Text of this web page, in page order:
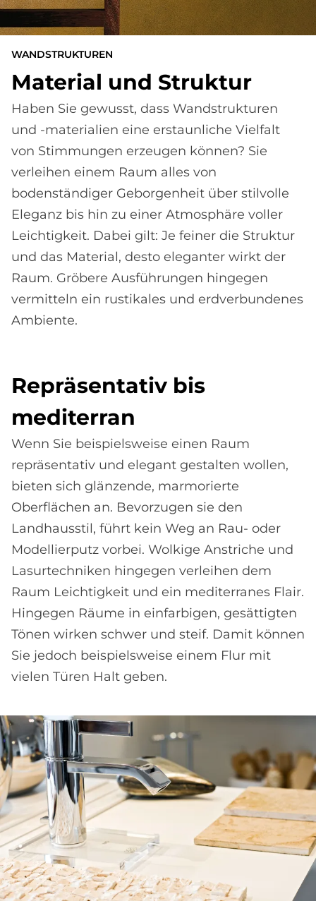
WANDSTRUKTUREN
Ma­te­rial und Struk­tur
Haben Sie gewusst, dass Wandstrukturen
und -materialien eine erstaunliche Vielfalt
von Stimmungen erzeugen können? Sie
verleihen einem Raum alles von
bodenständiger Geborgenheit über stilvolle
Eleganz bis hin zu einer Atmosphäre voller
Leichtigkeit. Dabei gilt: Je feiner die Struktur
und das Material, desto eleganter wirkt der
Raum. Gröbere Ausführungen hingegen
vermitteln ein rustikales und erdverbundenes
Ambiente.
Re­prä­sen­ta­tiv bis
me­di­ter­ran
Wenn Sie beispielsweise einen Raum
repräsentativ und elegant gestalten wollen,
bieten sich glänzende, marmorierte
Oberflächen an. Bevorzugen sie den
Landhausstil, führt kein Weg an Rau- oder
Modellierputz vorbei. Wolkige Anstriche und
Lasurtechniken hingegen verleihen dem
Raum Leichtigkeit und ein mediterranes Flair.
Hingegen Räume in einfarbigen, gesättigten
Tönen wirken schwer und steif. Damit können
Sie jedoch beispielsweise einem Flur mit
vielen Türen Halt geben.